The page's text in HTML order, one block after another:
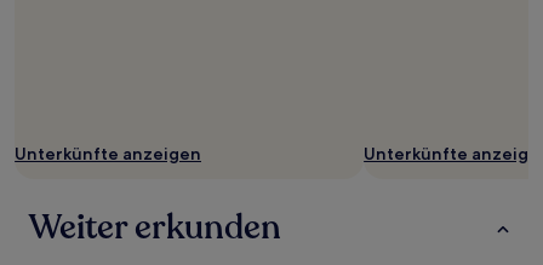
Unterkünfte anzeigen Unterkünfte
Weiter erkunden